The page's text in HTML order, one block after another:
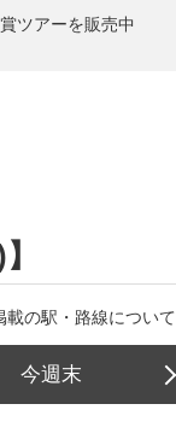
ツアーを販売中
載の駅・路線について
今週末